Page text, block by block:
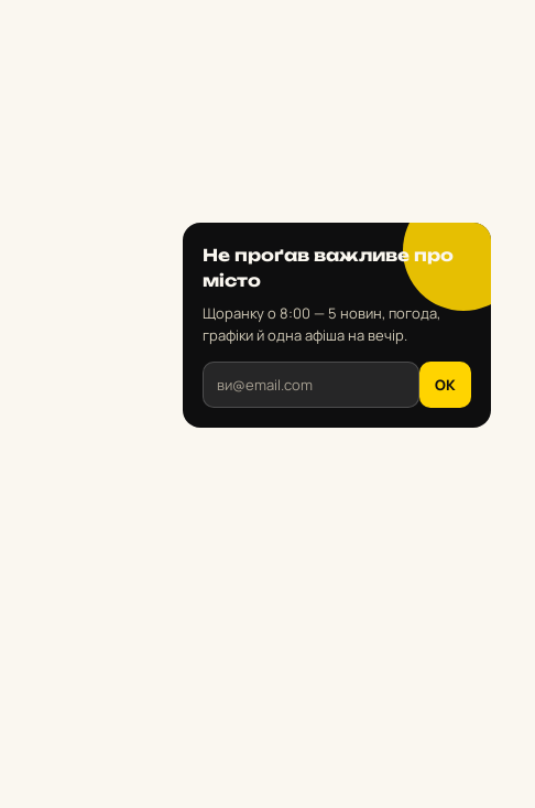
Не проґав важливе про
місто
Щоранку о 8:00 — 5 новин, погода,
графіки й одна афіша на вечір.
OK